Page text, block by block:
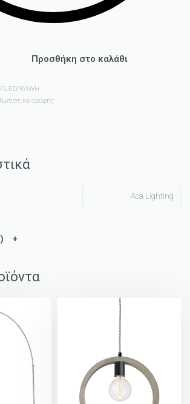
Προσθήκη στο καλάθι
οροφής
Aca Lighting